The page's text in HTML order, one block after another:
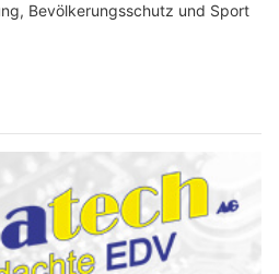
Bevölkerungsschutz und Sport